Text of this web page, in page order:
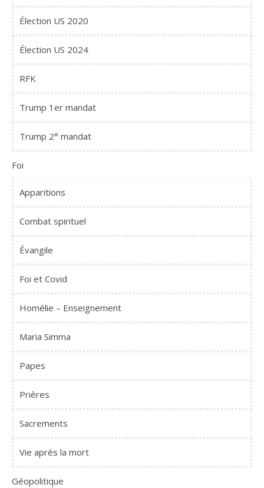
Élection US 2020
Élection US 2024
RFK
Trump 1er mandat
Trump 2° mandat
Foi
Apparitions
Combat spirituel
Évangile
Foi et Covid
Homélie – Enseignement
Maria Simma
Papes
Prières
Sacrements
Vie après la mort
Géopolitique